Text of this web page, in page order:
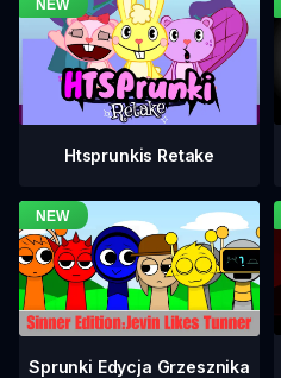
Htsprunkis Retake
Sprunki Edycja Grzesznika